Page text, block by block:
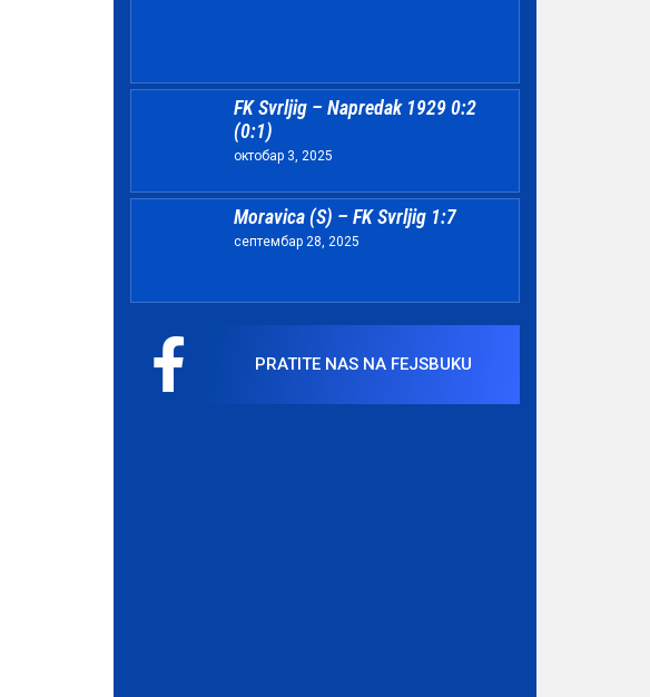
FK Svrljig – Napredak 1929 0:2
(0:1)
октобар 3, 2025
Moravica (S) – FK Svrljig 1:7
септембар 28, 2025
PRATITE NAS NA FEJSBUKU